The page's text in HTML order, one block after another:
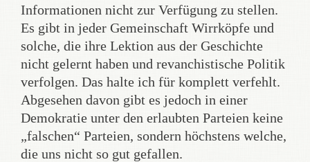
Informationen nicht zur Verfügung zu stellen.
Es gibt in jeder Gemeinschaft Wirrköpfe und
solche, die ihre Lektion aus der Geschichte
nicht gelernt haben und revanchistische Politik
verfolgen. Das halte ich für komplett verfehlt.
Abgesehen davon gibt es jedoch in einer
Demokratie unter den erlaubten Parteien keine
„falschen“ Parteien, sondern höchstens welche,
die uns nicht so gut gefallen.